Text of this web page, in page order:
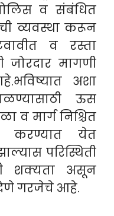
व संबंधित
व्यवस्था करून
व रस्ता
जोरदार मागणी
अशा
ऊस
व मार्ग निश्चित
करण्यात येत
परिस्थिती
शक्यता असून
देणे गरजेचे आहे.